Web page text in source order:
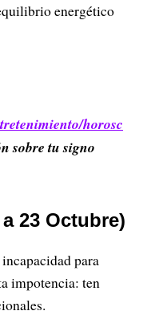
energético
horosc
sobre tu signo
23 Octubre)
para
impotencia: ten